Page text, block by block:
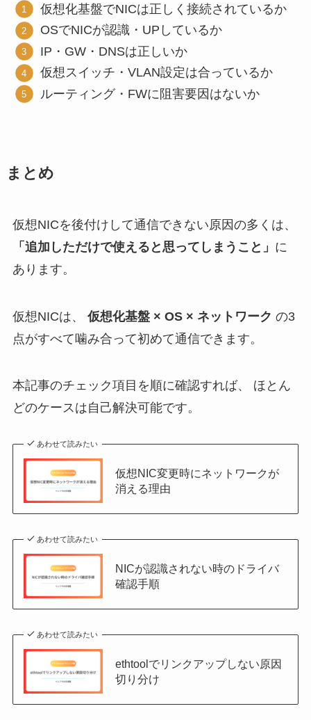
仮想化基盤でNICは正しく接続されているか
OSでNICが認識・UPしているか
IP・GW・DNSは正しいか
仮想スイッチ・VLAN設定は合っているか
ルーティング・FWに阻害要因はないか
まとめ
仮想NICを後付けして通信できない原因の多くは、
「追加しただけで使えると思ってしまうこと」 に
あります。
仮想NICは、 仮想化基盤 × OS × ネットワーク の3
点がすべて噛み合って初めて通信できます。
本記事のチェック項目を順に確認すれば、 ほとん
どのケースは自己解決可能です。
あわせて読みたい
仮想NIC変更時にネットワークが
消える理由
あわせて読みたい
NICが認識されない時のドライバ
確認手順
あわせて読みたい
ethtoolでリンクアップしない原因
切り分け